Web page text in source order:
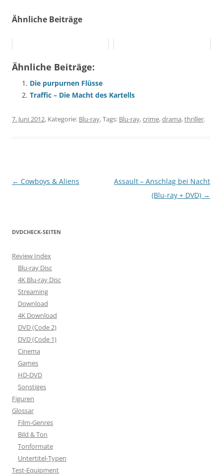
Ähnliche Beiträge
Ähnliche Beiträge:
Die purpurnen Flüsse
Traffic – Die Macht des Kartells
7. Juni 2012, Kategorie: Blu-ray, Tags: Blu-ray,crime,drama,thriller.
Beitragsnavigation
← Cowboys & Aliens
Assault – Anschlag bei Nacht
(Blu-ray + DVD) →
DVDCHECK-SEITEN
Review Index
Blu-ray Disc
4K Blu-ray Disc
Streaming
Download
4K Download
DVD (Code 2)
DVD (Code 1)
Cinema
Games
HD-DVD
Sonstiges
Figuren
Glossar
Film-Genres
Bild & Ton
Tonformate
Untertitel-Typen
Test-Equipment